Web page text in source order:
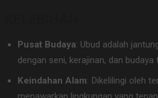
Pusat Budaya: Ubud adalah
dengan seni, kerajinan, dan budaya
Keindahan Alam: Dikelilingi oleh